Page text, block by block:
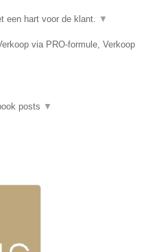
een hart voor de klant. ▼
via PRO-formule, Verkoop
posts ▼